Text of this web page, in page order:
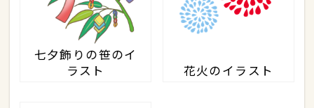
七夕飾りの笹のイ
ラスト
花火のイラスト